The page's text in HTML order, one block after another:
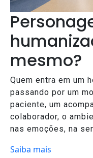
mesmo?
Quem entra em um
passando por um
paciente, um
colaborador, o
nas emoções, na
Saiba mais